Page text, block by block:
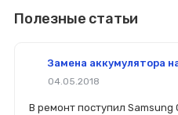
Полезные статьи
Замена аккумулятора
04.05.2018
В ремонт поступил Samsung